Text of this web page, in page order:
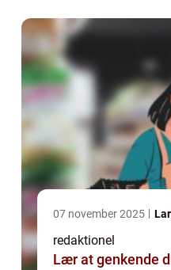
07 november 2025
redaktionel
Lær at genkende